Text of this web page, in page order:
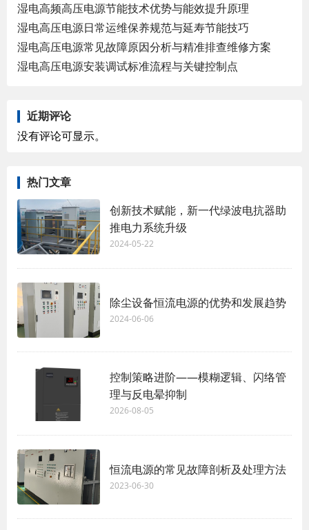
湿电高频高压电源节能技术优势与能效提升原理
湿电高压电源日常运维保养规范与延寿节能技巧
湿电高压电源常见故障原因分析与精准排查维修方案
湿电高压电源安装调试标准流程与关键控制点
近期评论
没有评论可显示。
热门文章
创新技术赋能，新一代绿波电抗器助
推电力系统升级
2024-05-22
除尘设备恒流电源的优势和发展趋势
2024-06-06
控制策略进阶——模糊逻辑、闪络管
理与反电晕抑制
2026-08-05
恒流电源的常见故障剖析及处理方法
2023-06-30